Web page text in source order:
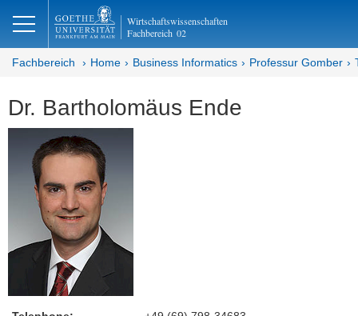
Wirtschaftswissenschaften
Fachbereich 02
Fachbereich Home Business Informatics Professur Gomber
Dr. Bartholomäus Ende